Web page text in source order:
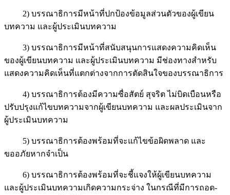
2) บรรณาธิการมีหน้าที่ปกป้องข้อมูลส่วนตัวของผู้เขียน
บทความ และผู้ประเมินบทความ
3) บรรณาธิการมีหน้าที่สนับสนุนการแสดงความคิดเห็น
ของผู้เขียนบทความ และผู้ประเมินบทความ มีช่องทางสำหรับ
แสดงความคิดเห็นที่แตกต่างจากการตัดสินใจของบรรณาธิการ
4) บรรณาธิการต้องมีความซื่อสัตย์ สุจริต ไม่บิดเบือนหรือ
ปรับปรุงแก้ไขบทความจากผู้เขียนบทความ และผลประเมินจาก
ผู้ประเมินบทความ
5) บรรณาธิการต้องพร้อมที่จะแก้ไขข้อผิดพลาด และ
ขออภัยหากจำเป็น
6) บรรณาธิการต้องพร้อมที่จะชี้แจงให้ผู้เขียนบทความ
และผู้ประเมินบทความเกิดความกระจ่าง ในกรณีที่มีการถอด-